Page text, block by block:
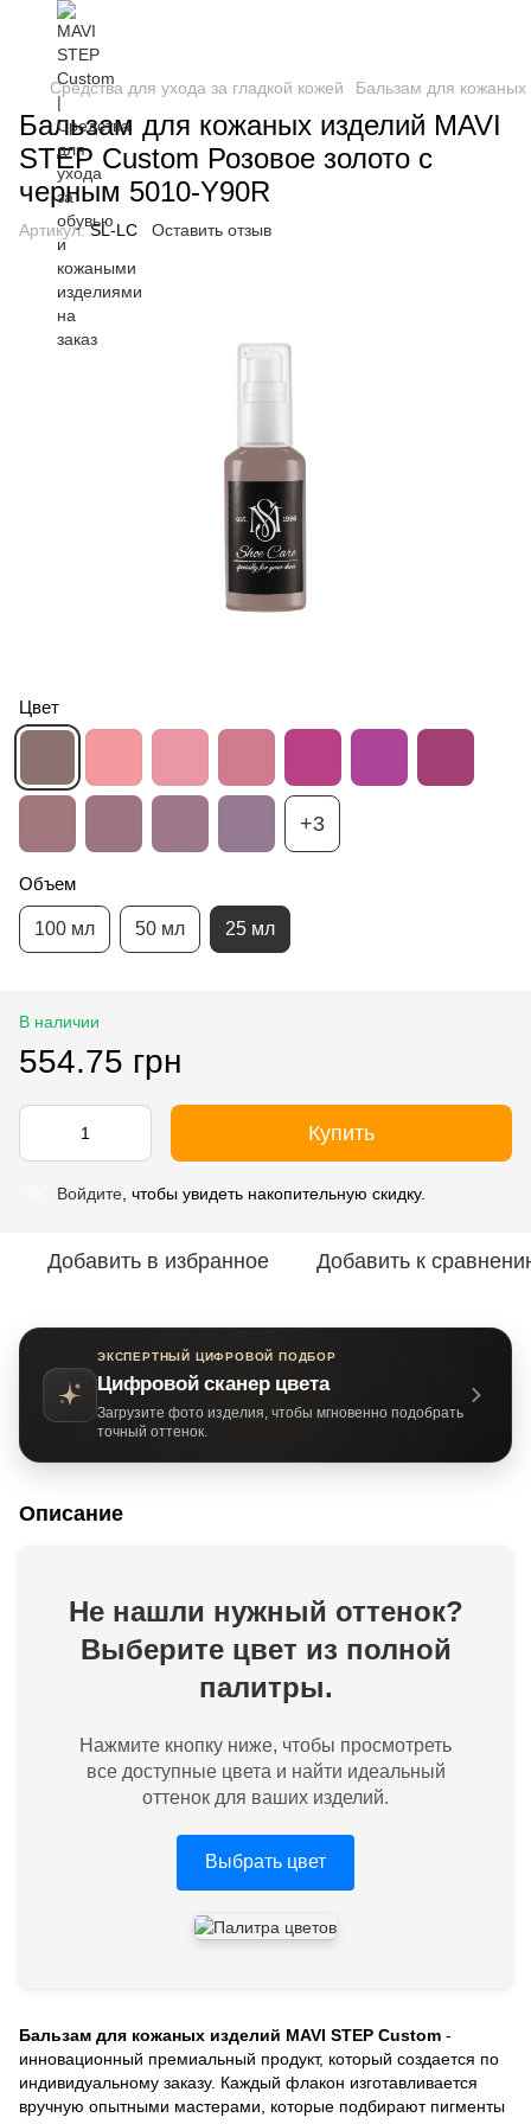
Средства для ухода за гладкой кожей Бальзам для кожаных
Бальзам для кожаных изделий MAVI
STEP Custom Розовое золото с
черным 5010-Y90R
Артикул:SL-LC Оставить отзыв
Цвет
+3
Объем
100 мл 50 мл 25 мл
В наличии
554.75 грн
Купить
Войдите , чтобы увидеть накопительную скидку.
Добавить в избранное Добавить к
ЭКСПЕРТНЫЙ ЦИФРОВОЙ ПОДБОР
Цифровой сканер цвета
Загрузите фото изделия, чтобы мгновенно подобрать
точный оттенок.
Описание
Не нашли нужный оттенок?
Выберите цвет из полной
палитры.
Нажмите кнопку ниже, чтобы просмотреть
все доступные цвета и найти идеальный
оттенок для ваших изделий.
Выбрать цвет
Бальзам для кожаных изделий MAVI STEP Custom -
инновационный премиальный продукт, который создается по
индивидуальному заказу. Каждый флакон изготавливается
вручную опытными мастерами, которые подбирают пигменты